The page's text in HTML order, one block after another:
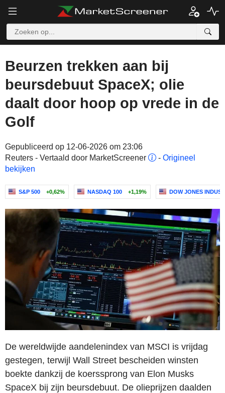
Beurzen trekken aan bij
beursdebuut SpaceX; olie
daalt door hoop op vrede in de
Golf
Gepubliceerd op 12-06-2026 om 23:06
Reuters - Vertaald door MarketScreener
- Origineel
bekijken
S&P 500 +0,62% NASDAQ 100 +1,19% DOW JONES
De wereldwijde aandelenindex van MSCI is vrijdag
gestegen, terwijl Wall Street bescheiden winsten
boekte dankzij de koerssprong van Elon Musks
SpaceX bij zijn beursdebuut. De olieprijzen daalden